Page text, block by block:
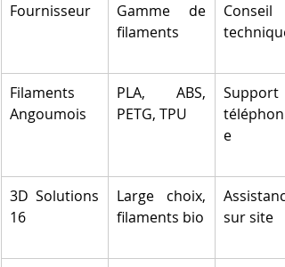
Fournisseur
Gamme de
filaments
Conseil
technique
Filaments
Angoumois
PLA, ABS,
PETG, TPU
Support
e
3D Solutions
16
Large choix,
filaments bio
Assistance
sur site